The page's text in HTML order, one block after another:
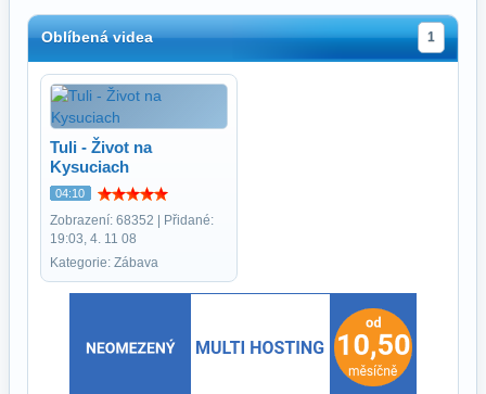
Oblíbená videa 1
Tuli - Život na
Kysuciach
04:10
Zobrazení: 68352 | Přidané:
19:03, 4. 11 08
Kategorie: Zábava